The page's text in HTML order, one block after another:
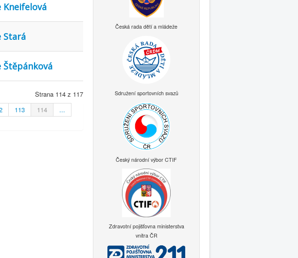
Kneifelová
Stará
Štěpánková
Strana 114 z 117
113 114
...
Česká rada dětí a mládeže
Sdružení sportovních svazů
Český národní výbor CTIF
Zdravotní pojišťovna ministerstva
vnitra ČR